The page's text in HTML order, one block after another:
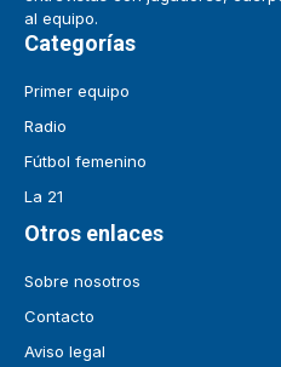
al equipo.
Categorías
Primer equipo
Radio
Fútbol femenino
La 21
Otros enlaces
Sobre nosotros
Contacto
Aviso legal